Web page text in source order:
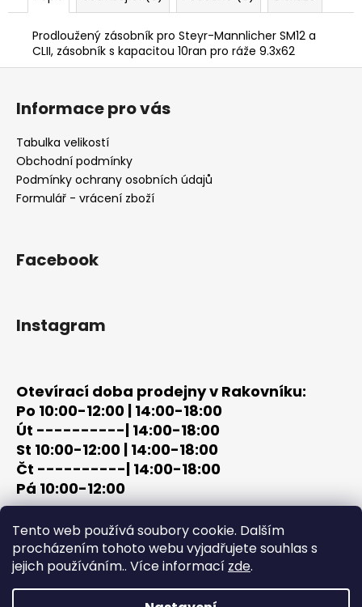
Tento web používá soubory cookie. Dalším
procházením tohoto webu vyjadřujete souhlas s
jejich používáním.. Více informací zde.
Prodloužený zásobník pro Steyr-Mannlicher SM12 a
CLII, zásobník s kapacitou 10ran pro ráže 9.3x62
DEERHUNTER
NORTHWARE
1
Původně:
500
Kč
Z
Informace pro vás
Tabulka velikostí
Obchodní podmínky
Podmínky ochrany osobních údajů
Formulář - vrácení zboží
Facebook
Instagram
Otevírací doba prodejny v Rakovníku:
Po 10:00-12:00 | 14:00-18:00
Út ----------| 14:00-18:00
St 10:00-12:00 | 14:00-18:00
Čt ----------| 14:00-18:00
Pá 10:00-12:00
tel: +420 603 320 859
email: terc-zbrane@seznam.cz